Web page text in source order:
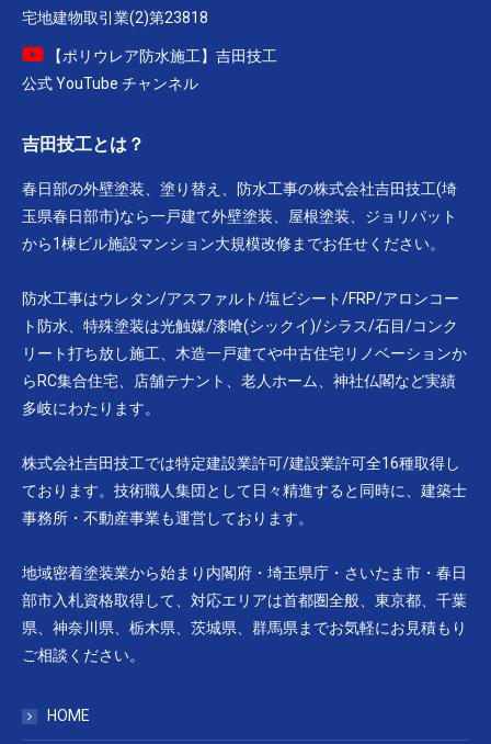
宅地建物取引業(2)第23818
【ポリウレア防水施工】吉田技工
公式 YouTube チャンネル
吉田技工とは？
春日部の外壁塗装、塗り替え、防水工事の株式会社吉田技工(埼
玉県春日部市)なら一戸建て外壁塗装、屋根塗装、ジョリパット
から1棟ビル施設マンション大規模改修までお任せください。
防水工事はウレタン/アスファルト/塩ビシート/FRP/アロンコー
ト防水、特殊塗装は光触媒/漆喰(シックイ)/シラス/石目/コンク
リート打ち放し施工、木造一戸建てや中古住宅リノベーションか
らRC集合住宅、店舗テナント、老人ホーム、神社仏閣など実績
多岐にわたります。
株式会社吉田技工では特定建設業許可/建設業許可全16種取得し
ております。技術職人集団として日々精進すると同時に、建築士
事務所・不動産事業も運営しております。
地域密着塗装業から始まり内閣府・埼玉県庁・さいたま市・春日
部市入札資格取得して、対応エリアは首都圏全般、東京都、千葉
県、神奈川県、栃木県、茨城県、群馬県までお気軽にお見積もり
ご相談ください。
HOME